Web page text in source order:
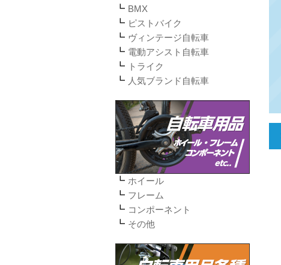
BMX
ピストバイク
ヴィンテージ自転車
電動アシスト自転車
トライク
人気ブランド自転車
ホイール
フレーム
コンポーネント
その他